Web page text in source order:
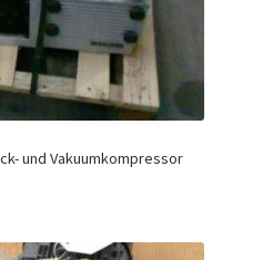
und Vakuumkompressor